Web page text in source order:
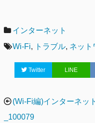
カ
テ
ゴ
リ
インターネット
タ
グ
Wi-Fi, トラブル, ネット
Twitter LINE
投
稿
(Wi-Fi編)インターネッ
_100079